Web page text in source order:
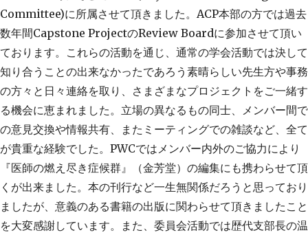
Committee)に所属させて頂きました。ACP本部の方では過去
数年間Capstone ProjectのReview Boardに参加させて頂い
ております。これらの活動を通じ、通常の学会活動では決して
知り合うことの出来なかったであろう素晴らしい先生方や事務
の方々と日々連絡を取り、さまざまなプロジェクトをご一緒す
る機会に恵まれました。立場の異なるもの同士、メンバー間で
の意見交換や情報共有、またミーティングでの雑談など、全て
が貴重な経験でした。PWCではメンバー内外のご協力により
『医師の燃え尽き症候群』（金芳堂）の編集にも携わらせて頂
くが出来ました。本の刊行など一生無関係だろうと思っており
ましたが、意義のある書籍の出版に関わらせて頂きましたこと
を大変感謝しています。また、委員会活動では歴代支部長の温